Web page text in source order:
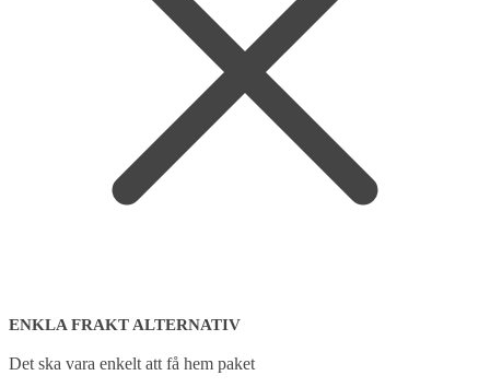
ENKLA FRAKT ALTERNATIV
Det ska vara enkelt att få hem paket